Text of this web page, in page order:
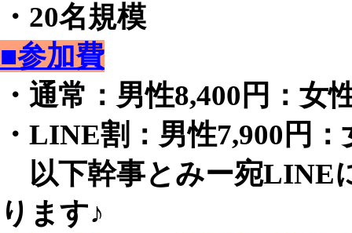
・20名規模
■参加費
・通常：男性8,400円：女
・LINE割：男性7,900円：
以下幹事とみー宛LINE
ります♪